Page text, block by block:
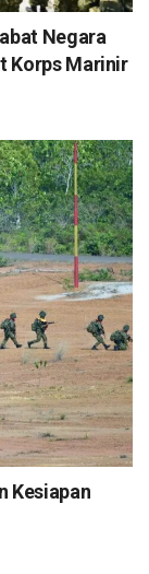
Negara
Korps Marinir
Kesiapan